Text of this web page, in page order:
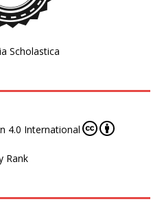
Scholastica
4.0 International